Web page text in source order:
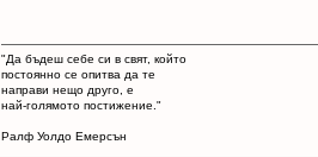
"Да бъдеш себе си в свят, който
постоянно се опитва да те
направи нещо друго, е
най-голямото постижение."
Ралф Уолдо Емерсън